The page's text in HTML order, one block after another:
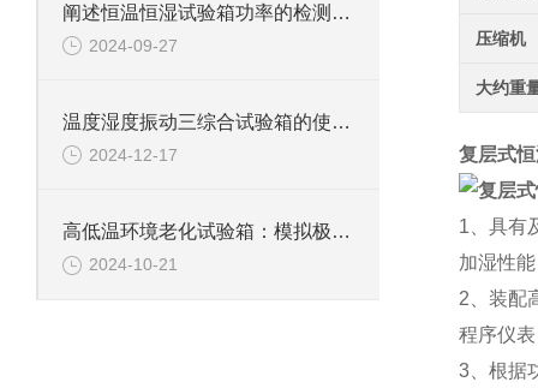
阐述恒温恒湿试验箱功率的检测方法
2024-09-27
温度湿度振动三综合试验箱的使用规则与维护指南
2024-12-17
高低温环境老化试验箱：模拟极限环境的测试利器
2024-10-21
压缩机
大约重
复层式
1、具有
加湿性
2、装配
程序仪
3、根据